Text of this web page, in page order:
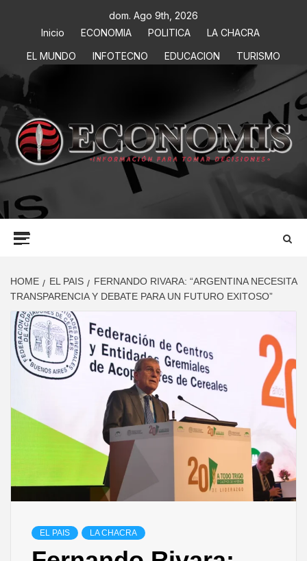
dom. Ago 9th, 2026
Inicio
ECONOMIA POLITICA
LA CHACRA
EL MUNDO
INFOTECNO EDUCACION TURISMO
ECONOMIS
INFORMACIÓN PARA TOMAR DECISIONES
HOME EL PAIS
FERNANDO RIVARA: “ARGENTINA NECESITA
TRANSPARENCIA Y DEBATE PARA UN FUTURO EXITOSO”
EL PAIS LA CHACRA